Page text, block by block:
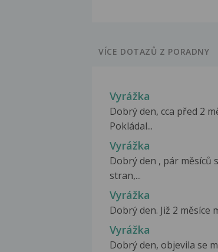
VÍCE DOTAZŮ Z PORADNY
Vyrážka
Dobrý den, cca před 2
Pokládal...
Vyrážka
Dobrý den , pár měsíců
stran,...
Vyrážka
Dobrý den. Již 2 měsíce
Vyrážka
Dobrý den, objevila se